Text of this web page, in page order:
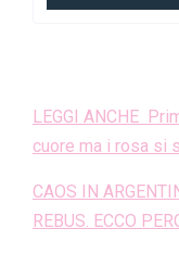
LEGGI ANCHE
cuore ma i rosa si
CAOS IN
REBUS. ECCO